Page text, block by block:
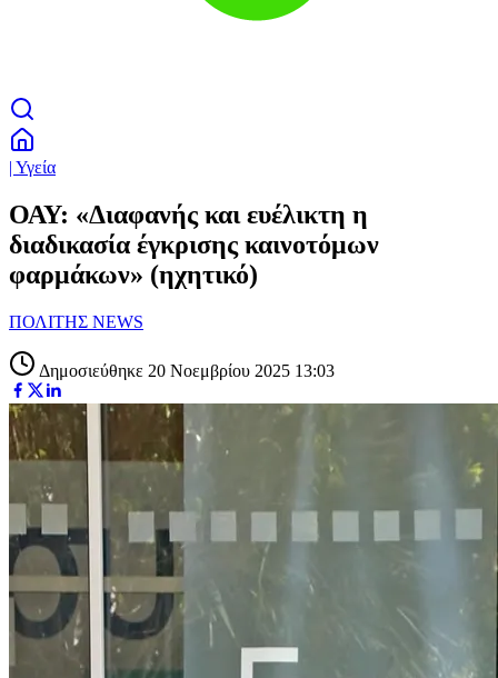
| Υγεία
ΟΑΥ: «Διαφανής και ευέλικτη η
διαδικασία έγκρισης καινοτόμων
φαρμάκων» (ηχητικό)
ΠΟΛΙΤΗΣ NEWS
Δημοσιεύθηκε 20 Νοεμβρίου 2025 13:03